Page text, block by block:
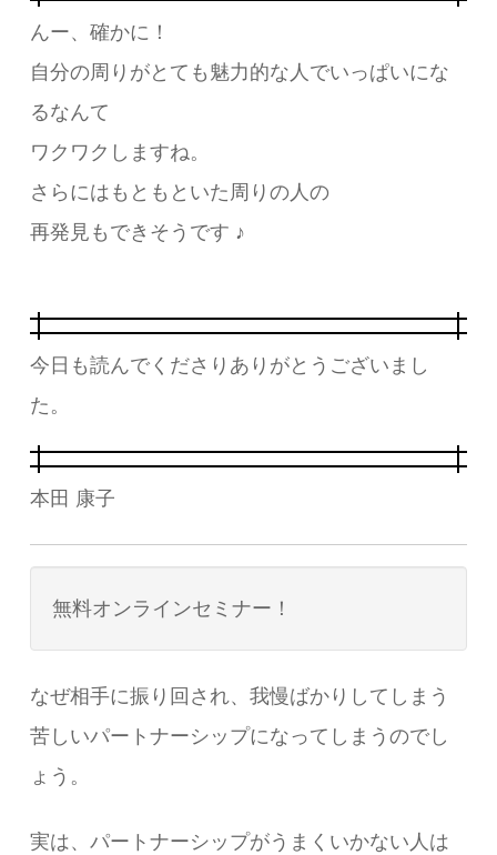
んー、確かに！
自分の周りがとても魅力的な人でいっぱいにな
るなんて
ワクワクしますね。
さらにはもともといた周りの人の
再発見もできそうです ♪
今日も読んでくださりありがとうございまし
た。
本田 康子
無料オンラインセミナー！
なぜ相手に振り回され、我慢ばかりしてしまう
苦しいパートナーシップになってしまうのでし
ょう。
実は、パートナーシップがうまくいかない人は